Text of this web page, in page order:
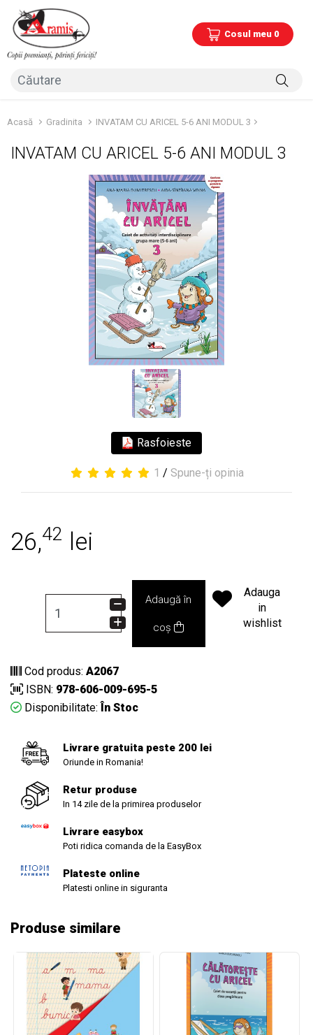
Cosul meu 0
Acasă Gradinita INVATAM CU ARICEL 5-6 ANI MODUL 3
INVATAM CU ARICEL 5-6 ANI MODUL 3
Rasfoieste
1 / Spune-ți opinia
26,42 lei
Adaugă în
coș
Adauga
in
wishlist
Cod produs: A2067
ISBN: 978-606-009-695-5
Disponibilitate: În Stoc
Livrare gratuita peste 200 lei
Oriunde in Romania!
Retur produse
In 14 zile de la primirea produselor
Livrare easybox
Poti ridica comanda de la EasyBox
Plateste online
Platesti online in siguranta
Produse similare